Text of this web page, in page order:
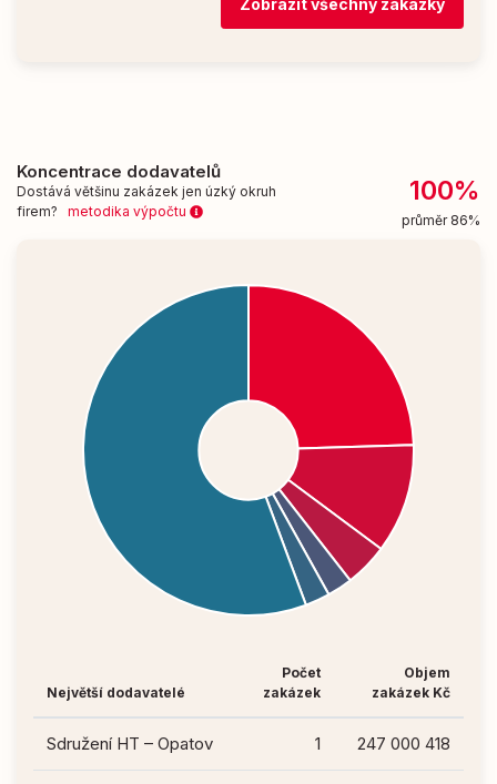
Zobrazit všechny zakázky
Koncentrace dodavatelů
Dostává většinu zakázek jen úzký okruh
firem? metodika výpočtu
100%
průměr 86%
Největší dodavatelé
Počet
zakázek
Objem
zakázek Kč
Sdružení HT – Opatov 1 247 000 418